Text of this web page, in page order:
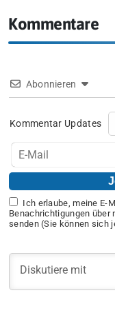
Kommentare
Abonnieren
Kommentar Updates
Ich erlaube, meine E-
Benachrichtigungen über
senden (Sie können sich